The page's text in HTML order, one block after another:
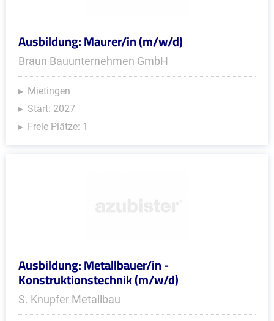
Ausbildung: Maurer/in (m/w/d)
Braun Bauunternehmen GmbH
Mietingen
Start: 2027
Freie Plätze: 1
Ausbildung: Metallbauer/in -
Konstruktionstechnik (m/w/d)
S. Knupfer Metallbau